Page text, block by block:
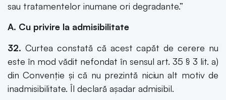
sau tratamentelor inumane ori degradante.”
A. Cu privire la admisibilitate
32. Curtea constată că acest capăt de cerere nu
este în mod vădit nefondat în sensul art. 35 § 3 lit. a)
din Convenţie şi că nu prezintă niciun alt motiv de
inadmisibilitate. Îl declară aşadar admisibil.